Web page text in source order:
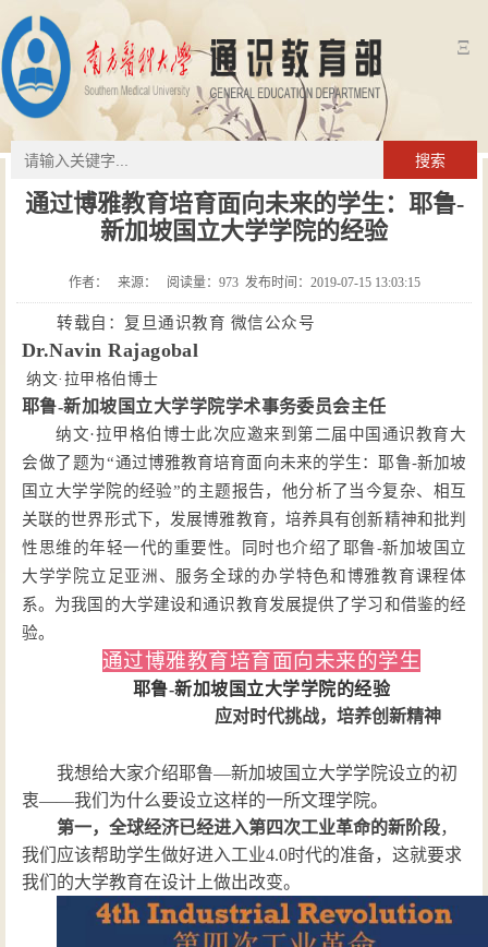
Ξ
搜索
通过博雅教育培育面向未来的学生：耶鲁-
新加坡国立大学学院的经验
作者： 来源： 阅读量： 973发布时间：2019-07-15 13:03:15
转载自： 复旦通识教育 微信公众号
Dr.Navin Rajagobal
纳文·拉甲格伯博士
耶鲁-新加坡国立大学学院学术事务委员会主任
纳文·拉甲格伯博士此次应邀来到第二届中国通识教育大
会做了题为“通过博雅教育培育面向未来的学生：耶鲁-新加坡
国立大学学院的经验”的主题报告，他分析了当今复杂、相互
关联的世界形式下，发展博雅教育，培养具有创新精神和批判
性思维的年轻一代的重要性。同时也介绍了耶鲁-新加坡国立
大学学院立足亚洲、服务全球的办学特色和博雅教育课程体
系。为我国的大学建设和通识教育发展提供了学习和借鉴的经
验。
通过博雅教育培育面向未来的学生
耶鲁-新加坡国立大学学院的经验
应对时代挑战，培养创新精神
我想给大家介绍耶鲁—新加坡国立大学学院设立的初
衷——我们为什么要设立这样的一所文理学院。
第一，全球经济已经进入第四次工业革命的新阶段，
我们应该帮助学生做好进入工业4.0时代的准备，这就要求
我们的大学教育在设计上做出改变。